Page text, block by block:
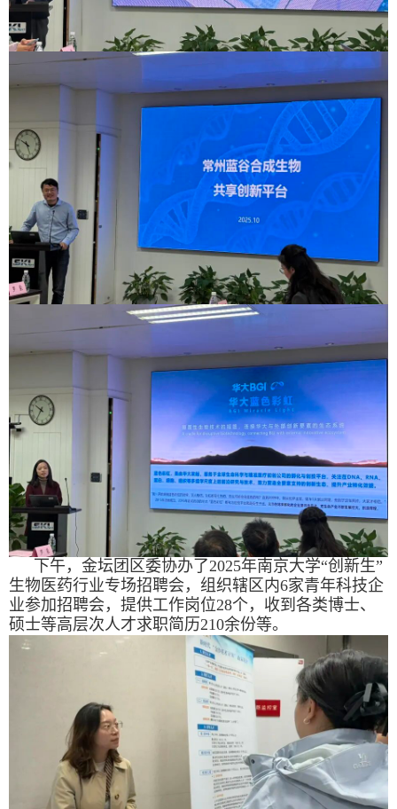
下午，金坛团区委协办了2025年南京大学“创新生”
生物医药行业专场招聘会，组织辖区内6家青年科技企
业参加招聘会，提供工作岗位28个，收到各类博士、
硕士等高层次人才求职简历210余份等。